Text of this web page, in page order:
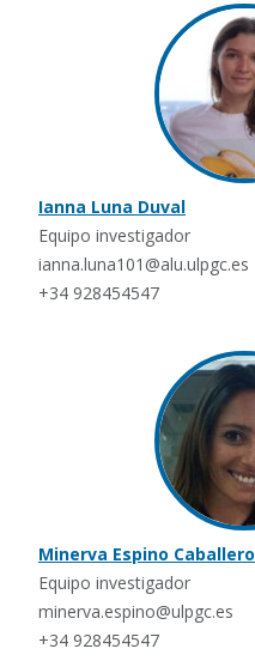
Ianna Luna Duval
Equipo investigador
ianna.luna101@alu.ulpgc.es
+34 928454547
Minerva Espino Caballero
Equipo investigador
minerva.espino@ulpgc.es
+34 928454547